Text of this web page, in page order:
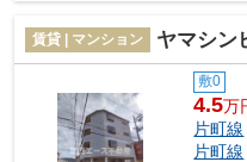
賃貸 | マンション ヤマシン
敷0
4.5万
片町線
片町線